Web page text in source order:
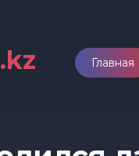
.kz Главная